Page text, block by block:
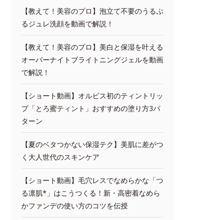
【教えて！美容のプロ】泡立て不要のうるぷ
るジュレ洗顔を動画で解説！
【教えて！美容のプロ】美白と保湿を叶える
オーバーナイトブライトニングジェルを動画
で解説！
【ショート動画】オルビス初のティントリッ
プ「とろ蜜ティント」おすすめの塗り方3パ
ターン
【夏のベタつかない保湿テク】美肌に差がつ
く大人世代のスキンケア
【ショート動画】毛穴レスでなめらかな「つ
る凛肌*」はこうつくる！新・高密着なめら
かファンデの使い方のコツを伝授